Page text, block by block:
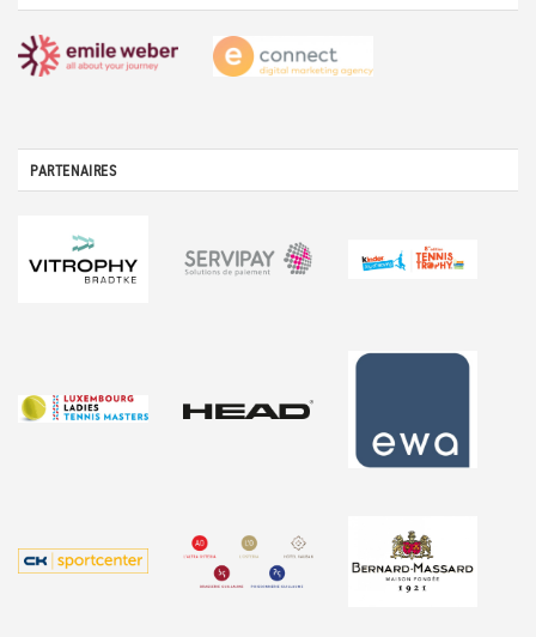
PARTENAIRES